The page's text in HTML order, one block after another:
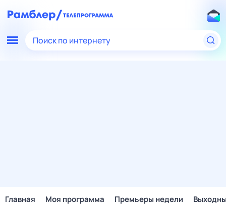
Поиск по интернету
Главная Моя программа Премьеры недели